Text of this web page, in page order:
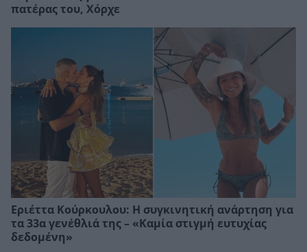
πατέρας του, Χόρχε
Εριέττα Κούρκουλου: Η συγκινητική ανάρτηση για
τα 33α γενέθλιά της – «Καμία στιγμή ευτυχίας
δεδομένη»